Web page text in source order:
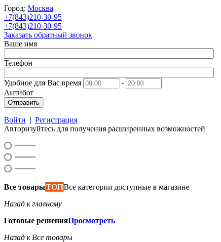
Город: Москва
+7(843)210-30-95
+7(843)210-30-95
Заказать обратный звонок
Ваше имя
Телефон
Удобное для Вас время
-
Антибот
Отправить
Войти | Регистрация
Авторизуйтесь для получения расширенных возможностей
Все товарыТОПВсе категории доступные в магазине
Назад к главному
Готовые решенияПросмотреть
Назад к Все товары